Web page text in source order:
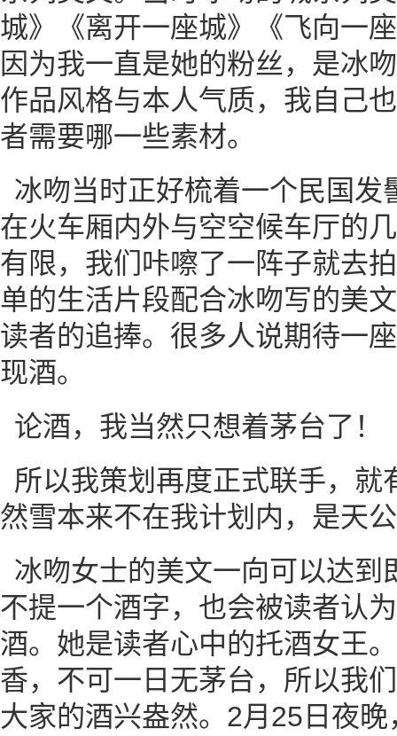
城》《离开一座城》《飞向一
因为我一直是她的粉丝，是冰
作品风格与本人气质，我自己
者需要哪一些素材。
冰吻当时正好梳着一个民国发
在火车厢内外与空空候车厅的
有限，我们咔嚓了一阵子就去
单的生活片段配合冰吻写的美
读者的追捧。很多人说期待一
现酒。
论酒，我当然只想着茅台了！
所以我策划再度正式联手，就
然雪本来不在我计划内，是天
冰吻女士的美文一向可以达到
不提一个酒字，也会被读者认
酒。她是读者心中的托酒女王
香，不可一日无茅台，所以我
大家的酒兴盎然。2月25日夜